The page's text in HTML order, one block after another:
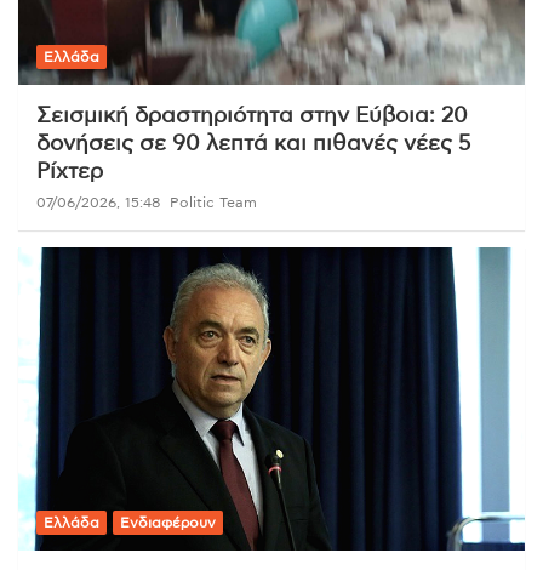
Ελλάδα
Σεισμική δραστηριότητα στην Εύβοια: 20
δονήσεις σε 90 λεπτά και πιθανές νέες 5
Ρίχτερ
07/06/2026, 15:48 Politic Team
Ελλάδα Ενδιαφέρουν